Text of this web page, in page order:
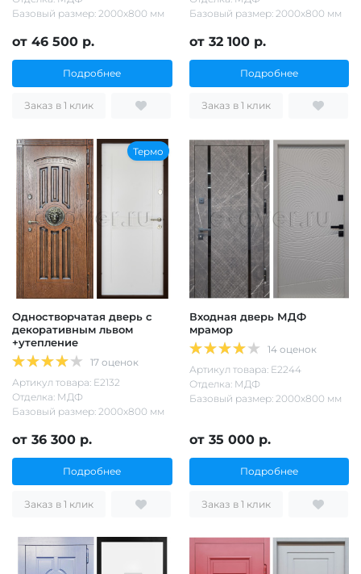
Базовый размер: 2000х800 мм
от 46 500 р.
Подробнее
Заказ в 1 клик
Базовый размер: 2000х800 мм
от 32 100 р.
Подробнее
Заказ в 1 клик
Термо
Одностворчатая дверь с
декоративным львом
+утепление
17 оценок
Артикул товара: Е2132
Отделка: МДФ
Базовый размер: 2000х800 мм
от 36 300 р.
Подробнее
Заказ в 1 клик
Входная дверь МДФ
мрамор
14 оценок
Артикул товара: Е2244
Отделка: МДФ
Базовый размер: 2000х800 мм
от 35 000 р.
Подробнее
Заказ в 1 клик